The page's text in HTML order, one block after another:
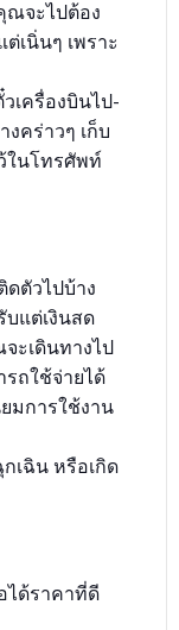
ณจะไปต้อง
เนิ่นๆ เพราะ
เครื่องบินไป-
คร่าวๆ เก็บ
ในโทรศัพท์
ดตัวไปบ้าง
แต่เงินสด
ะเดินทางไป
ถใช้จ่ายได้
มการใช้งาน
เฉิน หรือเกิด
ได้ราคาที่ดี